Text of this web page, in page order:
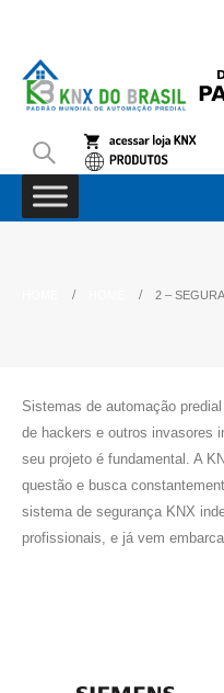
2 –
Sistemas de automação
de hackers e outros invasores
seu projeto é fundamental. A
questão e busca
sistema de segurança KNX
profissionais, e já vem